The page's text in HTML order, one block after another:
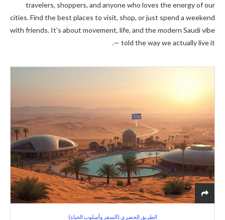
travelers, shoppers, and anyone who loves the energy of our
cities. Find the best places to visit, shop, or just spend a weekend
with friends. It’s about movement, life, and the modern Saudi vibe
— told the way we actually live it.
الطريق الحضري (السفر وأسلوب الحياة)